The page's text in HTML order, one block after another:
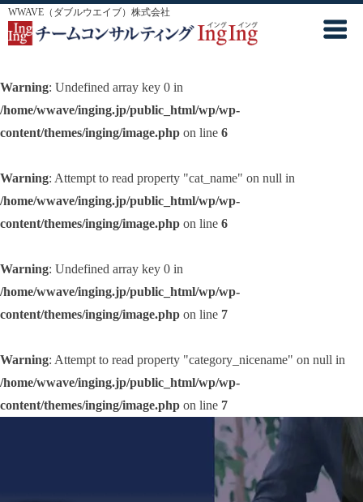
WWAVE（ダブルウエイブ）株式会社
Warning: Undefined array key 0 in
/home/wwave/inging.jp/public_html/wp/wp-
content/themes/inging/image.php on line 6
Warning: Attempt to read property "cat_name" on null in
/home/wwave/inging.jp/public_html/wp/wp-
content/themes/inging/image.php on line 6
Warning: Undefined array key 0 in
/home/wwave/inging.jp/public_html/wp/wp-
content/themes/inging/image.php on line 7
Warning: Attempt to read property "category_nicename" on null in
/home/wwave/inging.jp/public_html/wp/wp-
content/themes/inging/image.php on line 7